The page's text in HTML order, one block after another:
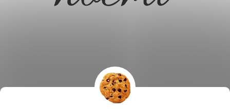
L.C.P. Paris |